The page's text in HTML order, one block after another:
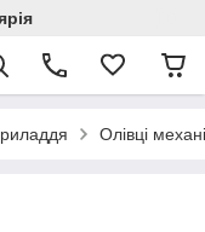
Олівці